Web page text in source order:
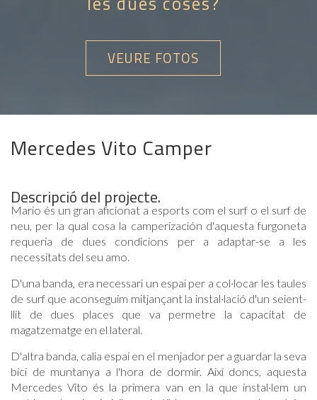
VEURE FOTOS
Mercedes Vito Camper
Descripció del projecte.
Mario és un gran aficionat a esports com el surf o el surf de
neu, per la qual cosa la camperización d'aquesta furgoneta
requeria de dues condicions per a adaptar-se a les
necessitats del seu amo.
D'una banda, era necessari un espai per a col·locar les taules
de surf que aconseguim mitjançant la instal·lació d'un seient-
llit de dues places que va permetre la capacitat de
magatzematge en el lateral.
D'altra banda, calia espai en el menjador per a guardar la seva
bici de muntanya a l'hora de dormir. Així doncs, aquesta
Mercedes Vito és la primera van en la que instal·lem un